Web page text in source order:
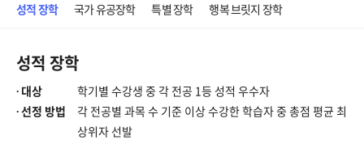
성적 장학 국가 유공장학 특별 장학 행복 브릿지 장학
성적 장학
대상
학기별 수강생 중 각 전공 1등 성적 우수자
선정 방법
각 전공별 과목 수 기준 이상 수강한 학습자 중 총점 평균 최
상위자 선발